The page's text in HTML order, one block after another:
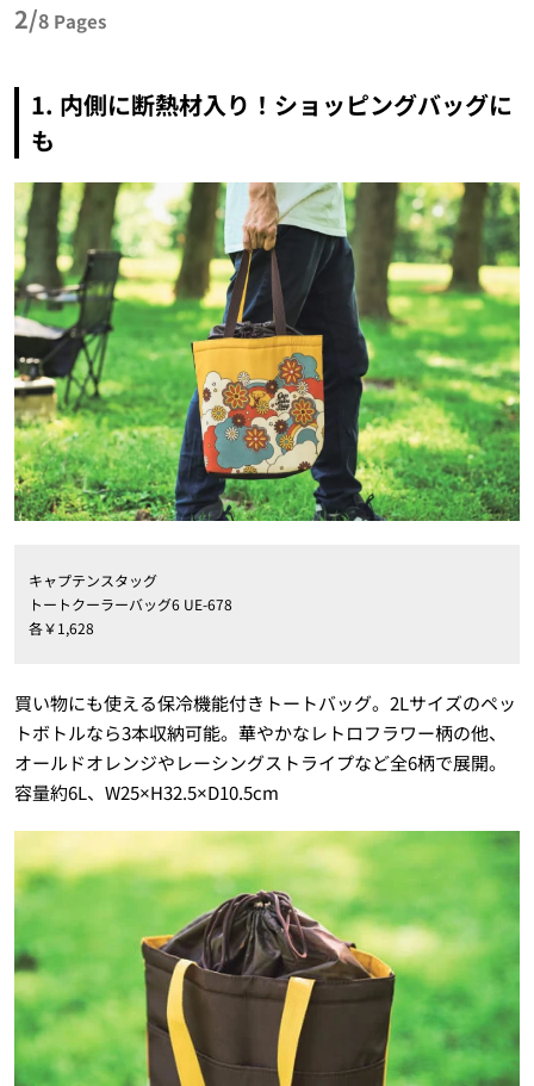
2/8 Pages
1. 内側に断熱材入り！ショッピングバッグに
も
キャプテンスタッグ
トートクーラーバッグ6 UE-678
各￥1,628
買い物にも使える保冷機能付きトートバッグ。2Lサイズのペッ
トボトルなら3本収納可能。華やかなレトロフラワー柄の他、
オールドオレンジやレーシングストライプなど全6柄で展開。
容量約6L、W25×H32.5×D10.5cm